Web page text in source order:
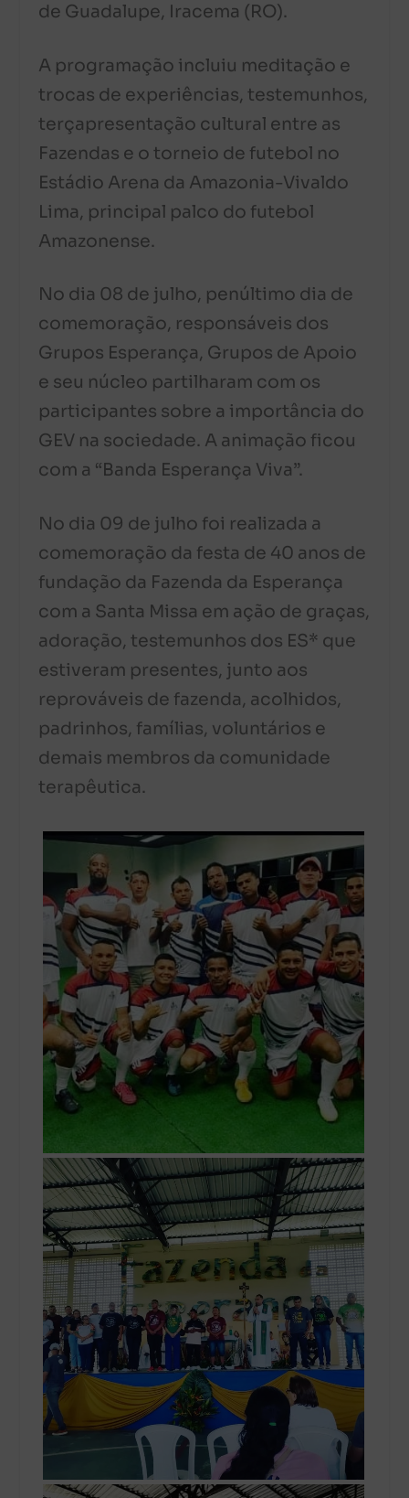
de Guadalupe, Iracema (RO).
A programação incluiu meditação e
trocas de experiências, testemunhos,
terçapresentação cultural entre as
Fazendas e o torneio de futebol no
Estádio Arena da Amazonia-Vivaldo
Lima, principal palco do futebol
Amazonense.
No dia 08 de julho, penúltimo dia de
comemoração, responsáveis dos
Grupos Esperança, Grupos de Apoio
e seu núcleo partilharam com os
participantes sobre a importância do
GEV na sociedade. A animação ficou
com a “Banda Esperança Viva”.
No dia 09 de julho foi realizada a
comemoração da festa de 40 anos de
fundação da Fazenda da Esperança
com a Santa Missa em ação de graças,
adoração, testemunhos dos ES* que
estiveram presentes, junto aos
reprováveis de fazenda, acolhidos,
padrinhos, famílias, voluntários e
demais membros da comunidade
terapêutica.